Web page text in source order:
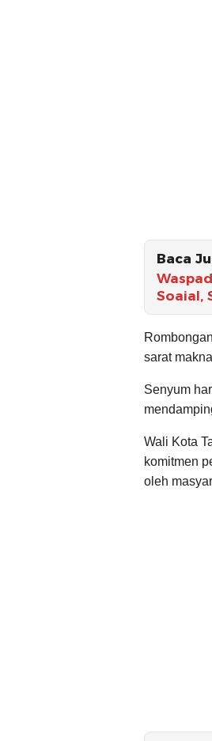
Baca
Soaial,
sarat
Senyum
Wali Kota
komitmen
oleh